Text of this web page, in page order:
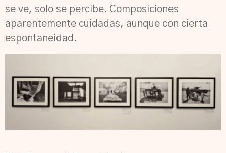
se ve, solo se percibe. Composiciones
aparentemente cuidadas, aunque con cierta
espontaneidad.